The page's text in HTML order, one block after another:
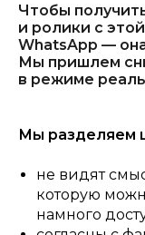
Чтобы
и ролики с
WhatsApp —
Мы пришлем
в режиме
Мы разделяем
не видят
которую
намного